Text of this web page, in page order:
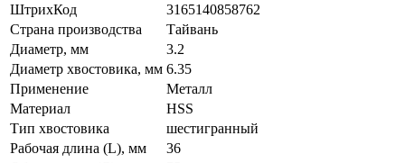
ШтрихКод
3165140858762
Страна производства
Тайвань
Диаметр, мм
3.2
Диаметр хвостовика, мм 6.35
Применение
Металл
Материал
HSS
Тип хвостовика
шестигранный
Рабочая длина (L), мм
36